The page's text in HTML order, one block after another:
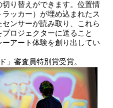
り替えができます。位置情
ッカー）が埋め込まれたス
ンサーが読み取り、これら
ロジェクターに送ること
アート体験を創り出してい
」審査員特別賞受賞。